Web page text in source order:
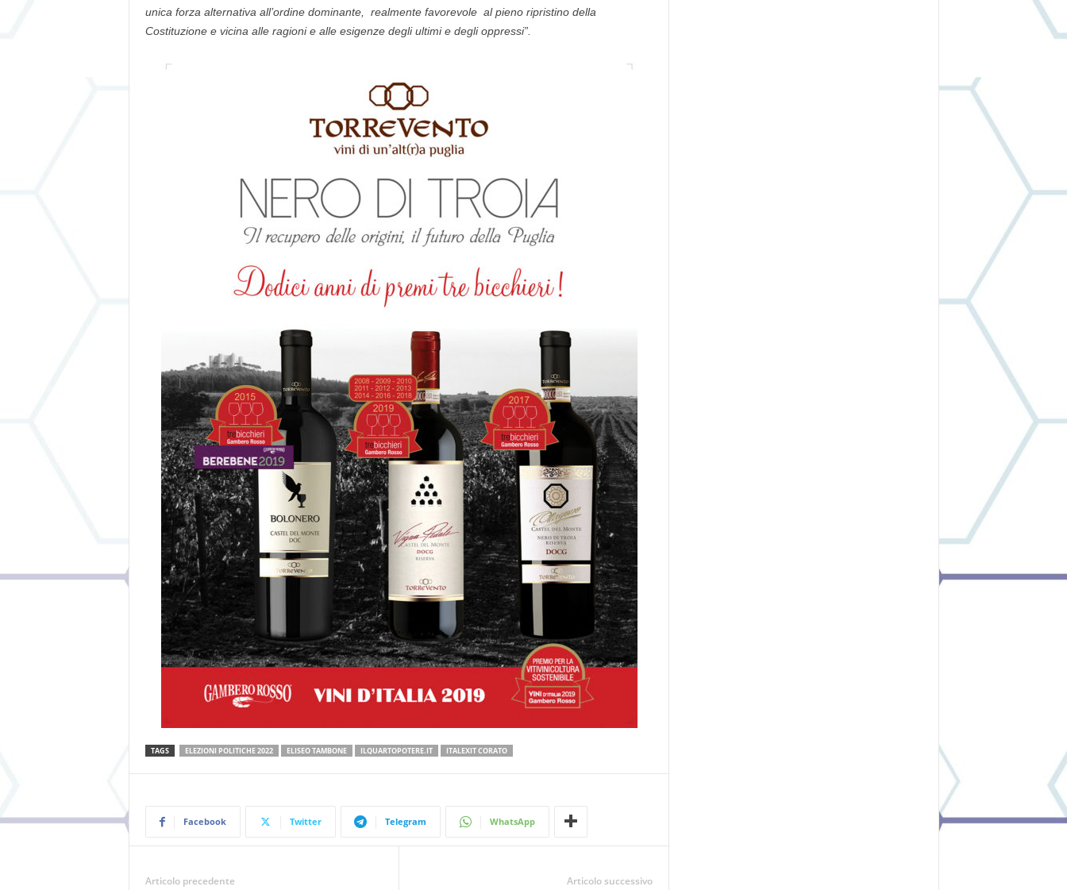
unica forza alternativa all’ordine dominante, realmente favorevole al pieno ripristino della
Costituzione e vicina alle ragioni e alle esigenze degli ultimi e degli oppressi”.
TAGS ELEZIONI POLITICHE 2022 ELISEO TAMBONE ILQUARTOPOTERE.IT ITALEXIT CORATO
Facebook Twitter Telegram WhatsApp
Articolo precedente Articolo successivo